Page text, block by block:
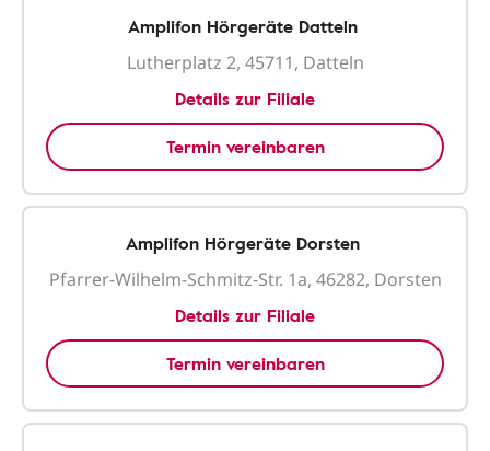
Amplifon Hörgeräte Datteln
Lutherplatz 2, 45711, Datteln
Details zur Filiale
Termin vereinbaren
Amplifon Hörgeräte Dorsten
Pfarrer-Wilhelm-Schmitz-Str. 1a, 46282, Dorsten
Details zur Filiale
Termin vereinbaren